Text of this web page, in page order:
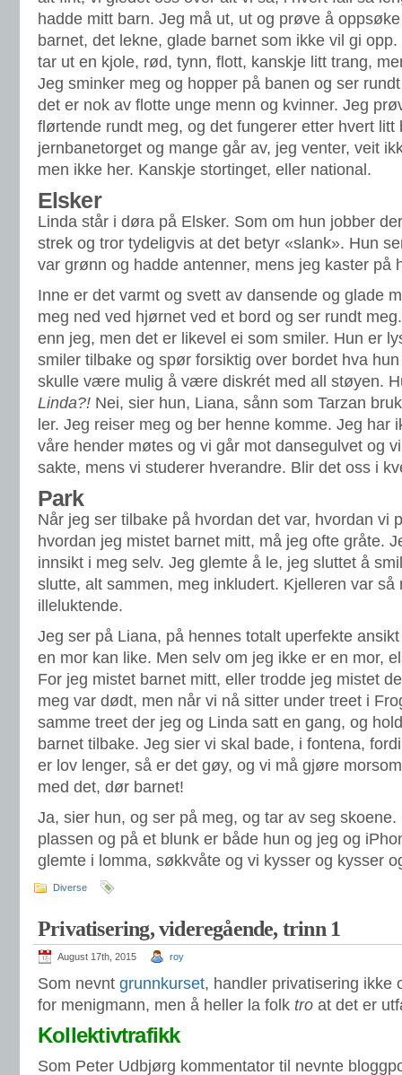
hadde mitt barn. Jeg må ut, ut og prøve å
barnet, det lekne, glade barnet som ikke vil gi
tar ut en kjole, rød, tynn, flott, kanskje litt trang,
Jeg sminker meg og hopper på banen og ser
det er nok av flotte unge menn og kvinner. Jeg
flørtende rundt meg, og det fungerer etter hvert litt
jernbanetorget og mange går av, jeg venter, veit
men ikke her. Kanskje stortinget, eller national.
Elsker
Linda står i døra på Elsker. Som om hun jobber
strek og tror tydeligvis at det betyr «slank». Hun
var grønn og hadde antenner, mens jeg kaster på
Inne er det varmt og svett av dansende og glade
meg ned ved hjørnet ved et bord og ser rundt
enn jeg, men det er likevel ei som smiler. Hun er
smiler tilbake og spør forsiktig over bordet hva
skulle være mulig å være diskrét med all støyen.
Linda?! Nei, sier hun, Liana, sånn som Tarzan
ler. Jeg reiser meg og ber henne komme. Jeg har
våre hender møtes og vi går mot dansegulvet og
sakte, mens vi studerer hverandre. Blir det oss i
Park
Når jeg ser tilbake på hvordan det var, hvordan vi
hvordan jeg mistet barnet mitt, må jeg ofte gråte.
innsikt i meg selv. Jeg glemte å le, jeg sluttet å
slutte, alt sammen, meg inkludert. Kjelleren var
illeluktende.
Jeg ser på Liana, på hennes totalt uperfekte
en mor kan like. Men selv om jeg ikke er en mor,
For jeg mistet barnet mitt, eller trodde jeg mistet
meg var dødt, men når vi nå sitter under treet i
samme treet der jeg og Linda satt en gang, og
barnet tilbake. Jeg sier vi skal bade, i fontena,
er lov lenger, så er det gøy, og vi må gjøre
med det, dør barnet!
Ja, sier hun, og ser på meg, og tar av seg
plassen og på et blunk er både hun og jeg og
glemte i lomma, søkkvåte og vi kysser og kysser
Diverse
Privatisering, videregående, trinn 1
August 17th, 2015 roy
Som nevnt grunnkurset, handler privatisering ikke
for menigmann, men å heller la folk tro at det er
Kollektivtrafikk
Som Peter Udbjørg kommentator til nevnte